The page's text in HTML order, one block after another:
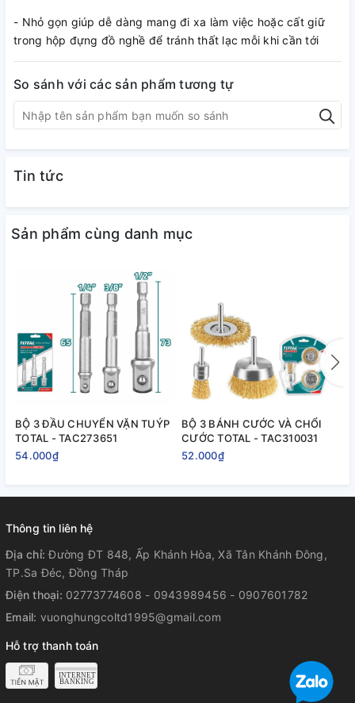
- Nhỏ gọn giúp dễ dàng mang đi xa làm việc hoặc cất giữ
trong hộp đựng đồ nghề để tránh thất lạc mỗi khi cần tới
So sánh với các sản phẩm tương tự
Tin tức
Sản phẩm cùng danh mục
BỘ 3 ĐẦU CHUYỂN VẶN TUÝP
TOTAL - TAC273651
54.000₫
BỘ 3 BÁNH CƯỚC VÀ CHỔI
CƯỚC TOTAL - TAC310031
52.000₫
Thông tin liên hệ
Địa chỉ:Đường ĐT 848, Ấp Khánh Hòa, Xã Tân Khánh Đông,
TP.Sa Đéc, Đồng Tháp
Điện thoại: 02773774608 - 0943989456 - 0907601782
Email: vuonghungcoltd1995@gmail.com
Hỗ trợ thanh toán